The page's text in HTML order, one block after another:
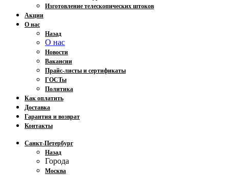
Изготовление телескопических штоков
Акции
О нас
Назад
О нас
Новости
Вакансии
Прайс-листы и сертификаты
ГОСТы
Политика
Как оплатить
Доставка
Гарантия и возврат
Контакты
Санкт-Петербург
Назад
Города
Москва